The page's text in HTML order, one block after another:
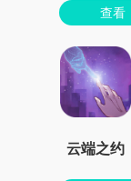
查看
云端之约